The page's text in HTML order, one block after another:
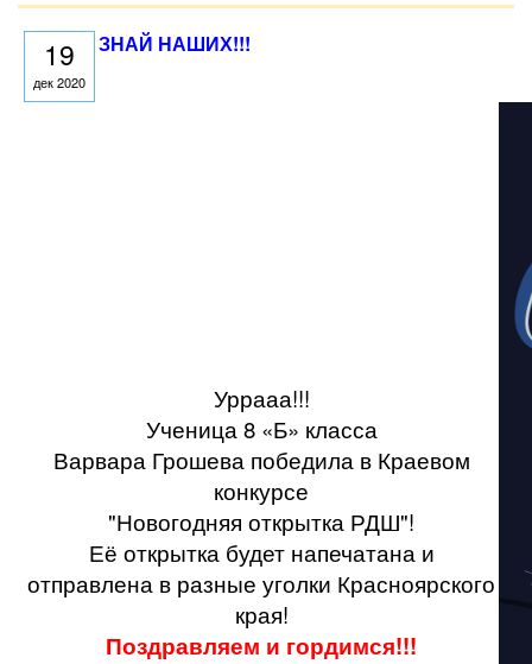
19
дек 2020
ЗНАЙ НАШИХ!!!
Уррааа!!!
Ученица 8 «Б» класса
Варвара Грошева победила в Краевом
конкурсе
"Новогодняя открытка РДШ"!
Её открытка будет напечатана и
отправлена в разные уголки Красноярского
края!
Поздравляем и гордимся!!!